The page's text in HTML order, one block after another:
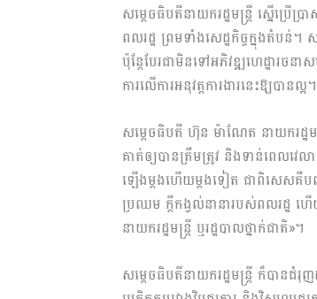
សម្ដេចធិបតីនាយករដ្ឋមន្ត្រី ស្នើប្រើប្
ពលរដ្ឋ ព្រមទាំងសេដ្ឋកិច្ចក្នុងតំបន់។
ប៉ុន្ដែបែរជាមិនទៅអភិវឌ្ឍហេដ្ឋារចនាស
ការលើការអនុវត្តការងារនេះឱ្យបានល្អ។
សម្តេចធិបតី ហ៊ុន ម៉ាណែត នាយករដ្ឋ
គាត់ឲ្យបានត្រឹមត្រូវ និង​ទាន់​ពេល​វេ
ឡើង​ម្តងហើយម្តងទៀត ជាពិសេសគឺបញ្ហ
ប្រឈម ក្ដីកង្វល់​នានា​របស់​ពលរដ្ឋ
នាយករដ្ឋមន្ត្រី ឬរដ្ឋបាលថ្នាក់ជាតិ»។
សម្តេចធិបតី​នាយករដ្ឋមន្រ្តី ក៏បានជំរុញ